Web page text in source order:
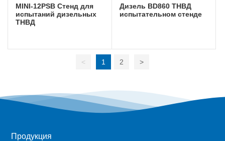
MINI-12PSB Стенд для
испытаний дизельных
ТНВД
Дизель BD860 ТНВД
испытательном стенде
< 1 2 >
Продукция